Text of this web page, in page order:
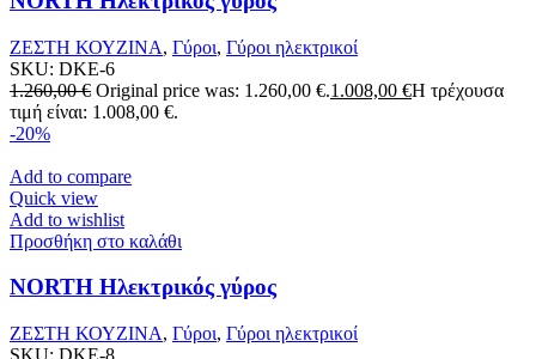
ΖΕΣΤΗ ΚΟΥΖΙΝΑ, Γύροι, Γύροι ηλεκτρικοί
SKU: DKE-6
1.260,00€ Original price was: 1.260,00 €.1.008,00 €Η τρέχουσα
τιμή είναι: 1.008,00 €.
-20%
Add to compare
Quick view
Add to wishlist
Προσθήκη στο καλάθι
NORTH Ηλεκτρικός γύρος
ΖΕΣΤΗ ΚΟΥΖΙΝΑ, Γύροι, Γύροι ηλεκτρικοί
SKU: DKE-8